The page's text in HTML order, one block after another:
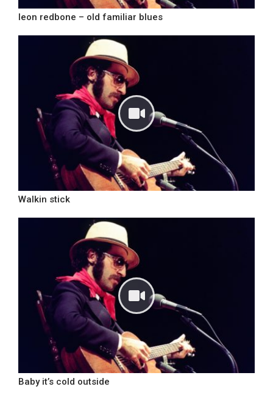
leon redbone – old familiar blues
Walkin stick
Baby it’s cold outside